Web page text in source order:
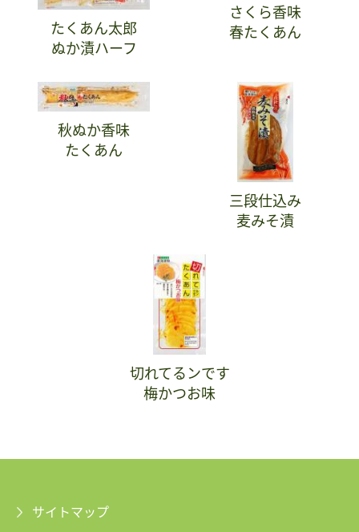
たくあん太郎
ぬか漬ハーフ
さくら香味
春たくあん
秋ぬか香味
たくあん
三段仕込み
麦みそ漬
切れてるンです
梅かつお味
サイトマップ